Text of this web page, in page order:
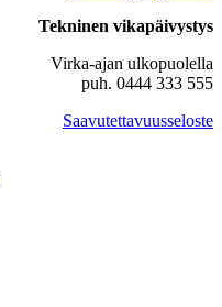
Tekninen vikapäivystys
Virka-ajan ulkopuolella
puh. 0444 333 555
Saavutettavuusseloste